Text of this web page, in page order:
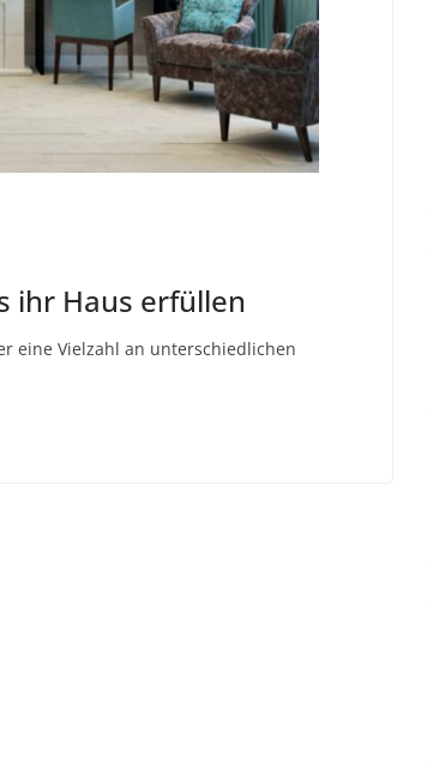
ihr Haus erfüllen
eine Vielzahl an unterschiedlichen